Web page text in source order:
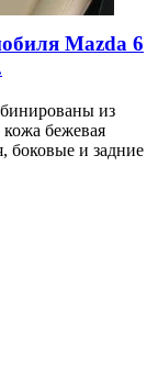
Mazda 6
из
бежевая
боковые и задние